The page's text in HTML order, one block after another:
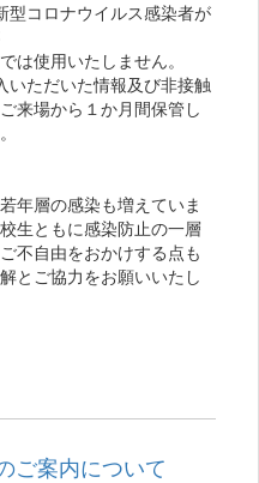
型コロナウイルス感染者が
は使用いたしません。
いただいた情報及び非接触
来場から１か月間保管し
年層の感染も増えていま
生ともに感染防止の一層
不自由をおかけする点も
とご協力をお願いいたし
ご案内について